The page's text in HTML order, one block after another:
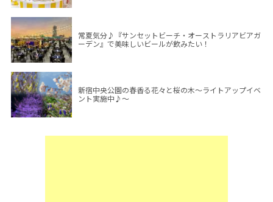
常夏気分♪『サンセットビーチ・オーストラリアビアガ
ーデン』で美味しいビールが飲みたい！
新宿中央公園の春香る花々と桜の木～ライトアップイベ
ント実施中♪～